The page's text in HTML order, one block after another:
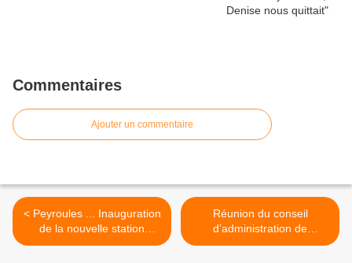
Commentaires
Ajouter un commentaire
< Peyroules ... Inauguration
de la nouvelle station
d'épuration
Réunion du conseil
d’administration de
l’AAPPMA des Alpes de